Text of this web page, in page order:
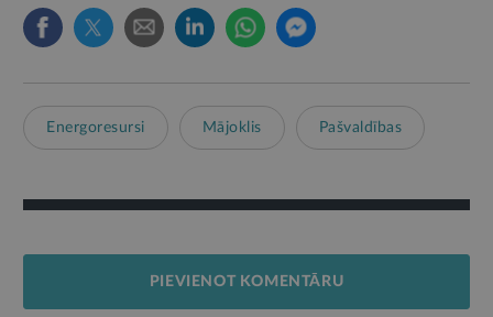
Energoresursi Mājoklis Pašvaldības
PIEVIENOT KOMENTĀRU